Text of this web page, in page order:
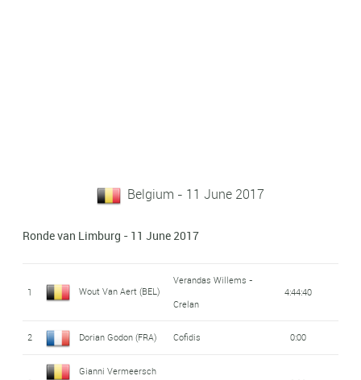
Belgium - 11 June 2017
Ronde van Limburg - 11 June 2017
1 Wout Van Aert (BEL)
Verandas Willems -
Crelan
4:44:40
2 Dorian Godon (FRA) Cofidis 0:00
Gianni Vermeersch